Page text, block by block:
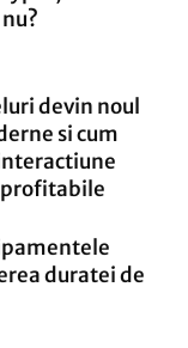
devin noul
si cum
duratei de